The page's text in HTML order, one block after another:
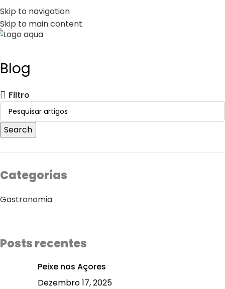
Skip to navigation
Skip to main content
PT EN
Blog
Filtro
Search
Categorias
Gastronomia
Posts recentes
Peixe nos Açores
Dezembro 17, 2025